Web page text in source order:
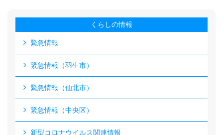
くらしの情報
緊急情報
緊急情報（羽生市）
緊急情報（仙北市）
緊急情報（中央区）
新型コロナウイルス関連情報